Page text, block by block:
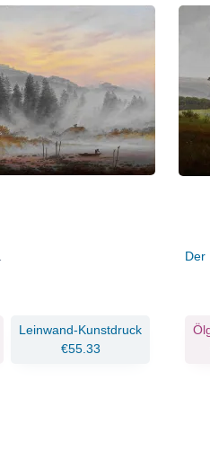
Leinwand-Kunstdruck
€55.33
Der